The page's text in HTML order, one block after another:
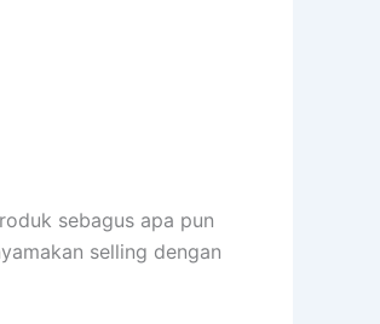
sebagus apa pun
selling dengan